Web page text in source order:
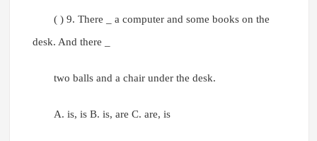
( ) 9. There _ a computer and some books on the
desk. And there _
two balls and a chair under the desk.
A. is, is B. is, are C. are, is